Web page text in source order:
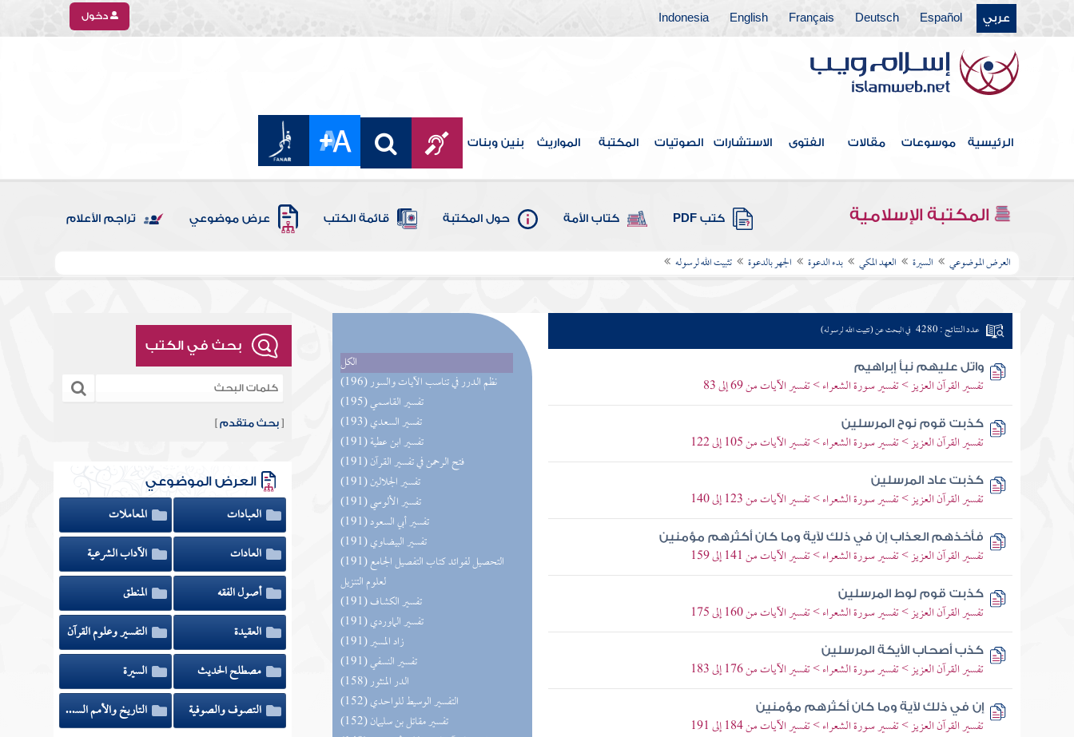
عربي Español
Deutsch
Français
English
Indonesia دخول
الرئيسية موسوعات مقالات الفتوى الاستشارات الصوتيات المكتبة المواريث بنين وبنات
المكتبة الإسلامية كتب PDF كتاب الأمة حول المكتبة قائمة الكتب عرض موضوعي تراجم الأعلام
العرض الموضوعي السيرة العهد المكي بدء الدعوة الجهر بالدعوة تثبيت الله لرسوله
الكل
(196) نظم الدرر في تناسب الآيات والسور
(195) تفسير القاسمي
(193) تفسير السعدي
(191) تفسير ابن عطية
(191) فتح الرحمن في تفسير القرآن
(191) تفسير الجلالين
(191) تفسير الألوسي
(191) تفسير أبي السعود
(191) تفسير البيضاوي
(191) التحصيل لفوائد كتاب التفصيل الجامع
لعلوم التنزيل
(191) تفسير الكشاف
(191) تفسير الماوردي
(191) زاد المسير
(191) تفسير النسفي
(158) الدر المنثور
(152) التفسير الوسيط للواحدي
(152) تفسير مقاتل بن سليمان
عدد النتائج : 4280 في البحث عن (تثبيت الله لرسوله)
واتل عليهم نبأ إبراهيم
تفسير القرآن العزيز > تفسير سورة الشعراء > تفسير الآيات من 69 إلى 83
كذبت قوم نوح المرسلين
تفسير القرآن العزيز > تفسير سورة الشعراء > تفسير الآيات من 105 إلى 122
كذبت عاد المرسلين
تفسير القرآن العزيز > تفسير سورة الشعراء > تفسير الآيات من 123 إلى 140
فأخذهم العذاب إن في ذلك لآية وما كان أكثرهم مؤمنين
تفسير القرآن العزيز > تفسير سورة الشعراء > تفسير الآيات من 141 إلى 159
كذبت قوم لوط المرسلين
تفسير القرآن العزيز > تفسير سورة الشعراء > تفسير الآيات من 160 إلى 175
كذب أصحاب الأيكة المرسلين
تفسير القرآن العزيز > تفسير سورة الشعراء > تفسير الآيات من 176 إلى 183
إن في ذلك لآية وما كان أكثرهم مؤمنين
تفسير القرآن العزيز > تفسير سورة الشعراء > تفسير الآيات من 184 إلى 191
بحث في الكتب
[بحث متقدم ]
العرض الموضوعي
العبادات
المعاملات
العادات
الآداب الشرعية
أصول الفقه
المنطق
العقيدة
التفسير وعلوم القرآن
مصطلح الحديث
السيرة
التصوف والصوفية
التاريخ والأمم السابقة